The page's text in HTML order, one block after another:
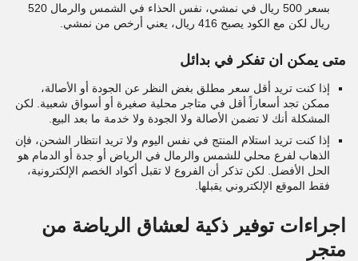
بسعر 500 ريال في نمشي، نفس الحذاء في الشمس والرمال 520
ريال لكن مع الكود يصبح 416 ريال، يعني أرخص من نمشي.
متى يمكن ان تفكر في بدائل
إذا كنت تريد أقل سعر مطلق بغض النظر عن الجودة أو الأصالة،
ممكن تجد أسعاراً أقل في متاجر محلية صغيرة أو أسواق شعبية. لكن
المشكلة أنك لا تضمن الأصالة ولا الجودة ولا خدمة ما بعد البيع.
إذا كنت تريد استلام المنتج في نفس اليوم ولا تريد انتظار الشحن، فإن
الذهاب لفرع محلي للشمس والرمال في الرياض أو جدة أو الدمام هو
الحل الأفضل. لكن تذكر أن الفروع لا تقبل أكواد الخصم الإلكترونية،
فقط الموقع الإلكتروني يقبلها.
اجراءات توفير ذكية لعشاق الرياضة من
متجر